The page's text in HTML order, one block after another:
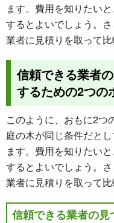
ます。費用を知りたい
するとよいでしょう。
業者に見積りを取って比
信頼できる業者
するための2つの
このように、おもに2つ
庭の木が同じ条件だと
ます。費用を知りたい
するとよいでしょう。
業者に見積りを取って比
信頼できる業者の見